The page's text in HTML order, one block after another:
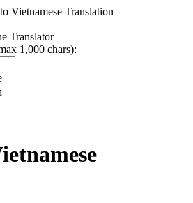
Vietnamese Translation
Translator
1,000 chars):